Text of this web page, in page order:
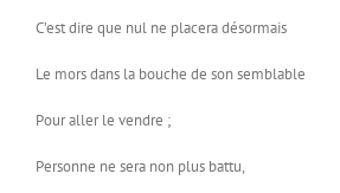
C’est dire que nul ne placera désormais
Le mors dans la bouche de son semblable
Pour aller le vendre ;
Personne ne sera non plus battu,